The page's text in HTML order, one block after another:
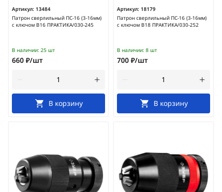
Артикул: 13484
Патрон сверлильный ПС-16 (3-16мм)
с ключом В16 ПРАКТИКА/030-245
В наличии: 25 шт
660 ₽/шт
В корзину
Артикул: 18179
Патрон сверлильный ПС-16 (3-16мм)
с ключом В18 ПРАКТИКА/030-252
В наличии: 8 шт
700 ₽/шт
В корзину